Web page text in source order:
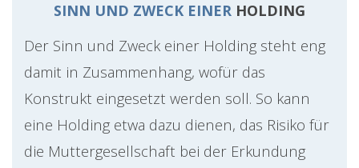
SINN UND ZWECK EINER HOLDING
Der Sinn und Zweck einer Holding steht eng
damit in Zusammenhang, wofür das
Konstrukt eingesetzt werden soll. So kann
eine Holding etwa dazu dienen, das Risiko für
die Muttergesellschaft bei der Erkundung